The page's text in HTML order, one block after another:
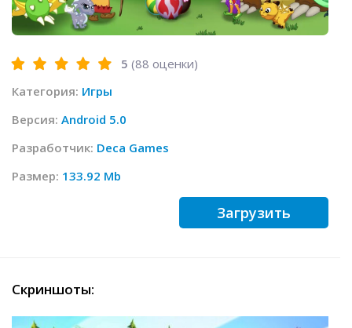
5 (88 оценки)
Категория: Игры
Версия: Android 5.0
Разработчик: Deca Games
Размер: 133.92 Mb
Загрузить
Скриншоты: